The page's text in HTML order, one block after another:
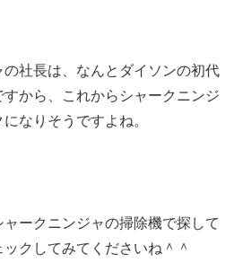
社長は、なんとダイソンの初代
から、これからシャークニンジ
なりそうですよね。
ークニンジャの掃除機で探して
クしてみてくださいね＾＾